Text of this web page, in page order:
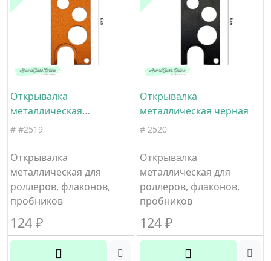
Открывалка
металлическая
оранжевая
# #2519
Открывалка
металлическая для
роллеров, флаконов,
пробников
124 ₽
Открывалка
металлическая черная
# 2520
Открывалка
металлическая для
роллеров, флаконов,
пробников
124 ₽